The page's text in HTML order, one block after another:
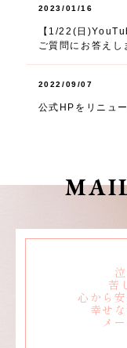
2023/01/16
【1/22(日
ご質問にお答え
2022/09/07
公式HPをリニュ
苦
心から
幸せ
メ